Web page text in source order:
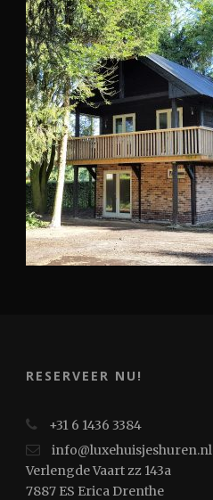
RESERVEER NU!
+31 6 1436 3384
info@luxehuisjeshuren.nl
Verlengde Vaart zz 143a
7887 ES Erica Drenthe